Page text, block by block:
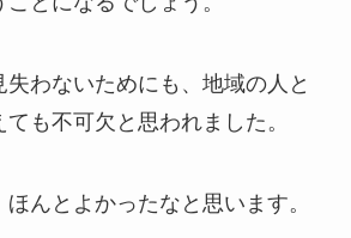
わないためにも、地域の人と
も不可欠と思われました。
んとよかったなと思います。